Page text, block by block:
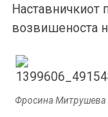
возвишеноста
Фросина Митрушева